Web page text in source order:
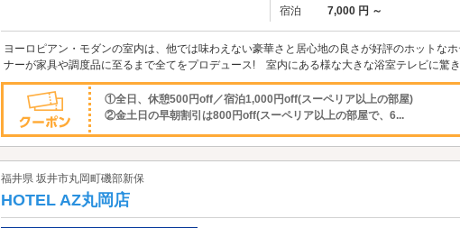
宿泊
7,000 円 ～
ヨーロピアン・モダンの室内は、他では味わえない豪華さと居心地の良さが好評のホットな
ナーが家具や調度品に至るまで全てをプロデュース! 室内にある様な大きな浴室テレビに驚
①全日、休憩500円off／宿泊1,000円off(スーペリア以上の部屋)
②金土日の早朝割引は800円off(スーペリア以上の部屋で、6...
福井県 坂井市丸岡町磯部新保
HOTEL AZ丸岡店